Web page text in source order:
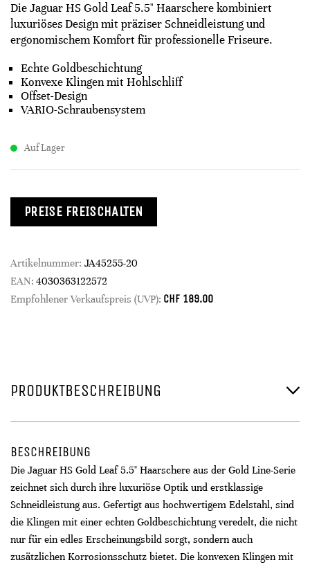
Die Jaguar HS Gold Leaf 5.5" Haarschere kombiniert
luxuriöses Design mit präziser Schneidleistung und
ergonomischem Komfort für professionelle Friseure.
Echte Goldbeschichtung
Konvexe Klingen mit Hohlschliff
Offset-Design
VARIO-Schraubensystem
Auf Lager
PREISE FREISCHALTEN
Artikelnummer: JA45255-20
EAN: 4030363122572
Empfohlener Verkaufspreis (UVP): CHF 189.00
PRODUKTBESCHREIBUNG
BESCHREIBUNG
Die Jaguar HS Gold Leaf 5.5" Haarschere aus der Gold Line-Serie
zeichnet sich durch ihre luxuriöse Optik und erstklassige
Schneidleistung aus. Gefertigt aus hochwertigem Edelstahl, sind
die Klingen mit einer echten Goldbeschichtung veredelt, die nicht
nur für ein edles Erscheinungsbild sorgt, sondern auch
zusätzlichen Korrosionsschutz bietet. Die konvexen Klingen mit